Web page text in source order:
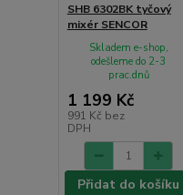
SHB 6302BK tyčový
mixér SENCOR
1 199 Kč
991 Kč bez
DPH
Skladem e-shop,
odešleme do 2-3
prac.dnů
Přidat do košíku